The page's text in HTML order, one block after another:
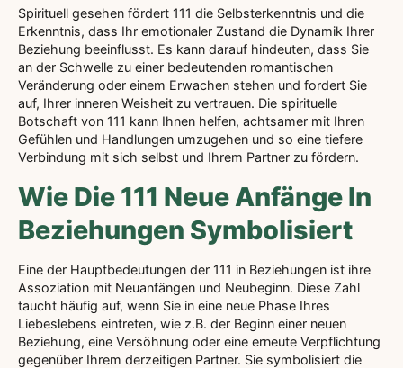
Spirituell gesehen fördert 111 die Selbsterkenntnis und die
Erkenntnis, dass Ihr emotionaler Zustand die Dynamik Ihrer
Beziehung beeinflusst. Es kann darauf hindeuten, dass Sie
an der Schwelle zu einer bedeutenden romantischen
Veränderung oder einem Erwachen stehen und fordert Sie
auf, Ihrer inneren Weisheit zu vertrauen. Die spirituelle
Botschaft von 111 kann Ihnen helfen, achtsamer mit Ihren
Gefühlen und Handlungen umzugehen und so eine tiefere
Verbindung mit sich selbst und Ihrem Partner zu fördern.
Wie Die 111 Neue Anfänge In
Beziehungen Symbolisiert
Eine der Hauptbedeutungen der 111 in Beziehungen ist ihre
Assoziation mit Neuanfängen und Neubeginn. Diese Zahl
taucht häufig auf, wenn Sie in eine neue Phase Ihres
Liebeslebens eintreten, wie z.B. der Beginn einer neuen
Beziehung, eine Versöhnung oder eine erneute Verpflichtung
gegenüber Ihrem derzeitigen Partner. Sie symbolisiert die